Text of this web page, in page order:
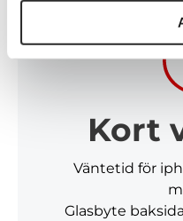
Kort
Väntetid för
Glasbyte